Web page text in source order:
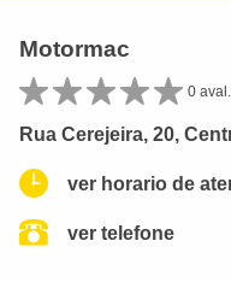
Motormac
0 aval.
Rua Cerejeira, 20,
ver horario de
ver telefone